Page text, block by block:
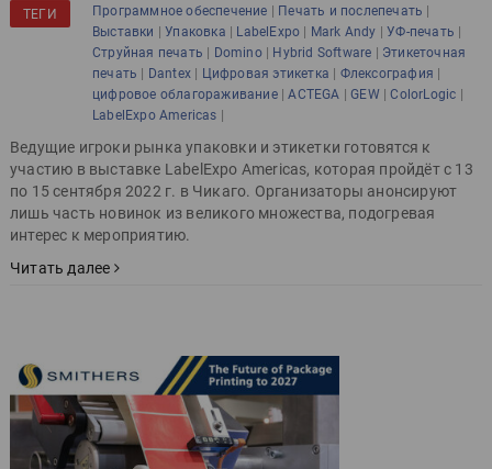
ТЕГИ Программное обеспечение | Печать и послепечать |
Выставки |Упаковка | LabelExpo | Mark Andy |УФ-печать |
Струйная печать | Domino| Hybrid Software | Этикеточная
печать | Dantex | Цифровая этикетка | Флексография |
цифровое облагораживание|ACTEGA |GEW|ColorLogic |
LabelExpo Americas |
Ведущие игроки рынка упаковки и этикетки готовятся к
участию в выставке LabelExpo Americas, которая пройдёт с 13
по 15 сентября 2022 г. в Чикаго. Организаторы анонсируют
лишь часть новинок из великого множества, подогревая
интерес к мероприятию.
Читать далее